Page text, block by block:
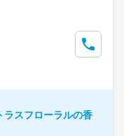
スフローラルの香